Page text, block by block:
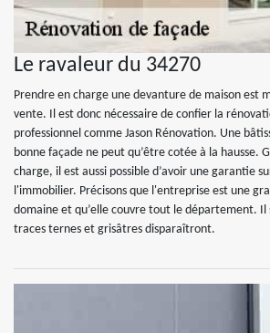
Le ravaleur du 34270
Prendre en charge une devanture de maison est
vente. Il est donc nécessaire de confier la
professionnel comme Jason Rénovation. Une
bonne façade ne peut qu’être cotée à la hausse.
charge, il est aussi possible d’avoir une garantie
l'immobilier. Précisons que l'entreprise est une
domaine et qu’elle couvre tout le département. Il
traces ternes et grisâtres disparaîtront.